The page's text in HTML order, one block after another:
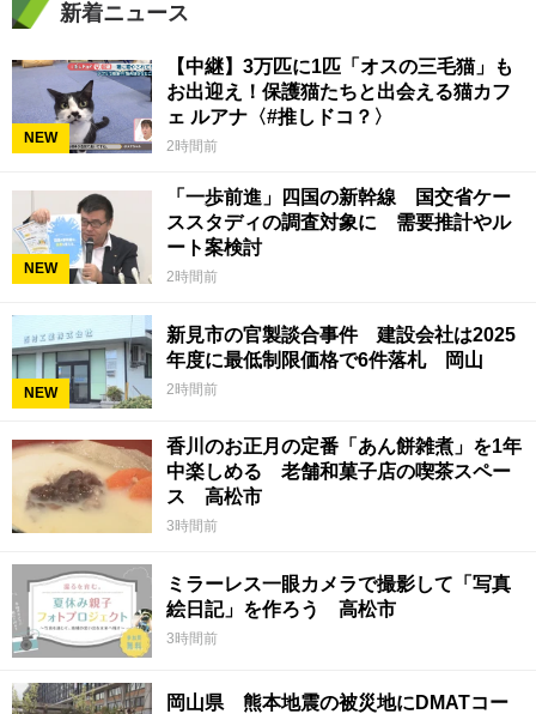
新着ニュース
NEW
【中継】3万匹に1匹「オスの三毛猫」も
お出迎え！保護猫たちと出会える猫カフ
ェ ルアナ〈#推しドコ？〉
2時間前
NEW
「一歩前進」四国の新幹線 国交省ケー
ススタディの調査対象に 需要推計やル
ート案検討
2時間前
NEW
新見市の官製談合事件 建設会社は2025
年度に最低制限価格で6件落札 岡山
2時間前
香川のお正月の定番「あん餅雑煮」を1年
中楽しめる 老舗和菓子店の喫茶スペー
ス 高松市
3時間前
ミラーレス一眼カメラで撮影して「写真
絵日記」を作ろう 高松市
3時間前
岡山県 熊本地震の被災地にDMATコー